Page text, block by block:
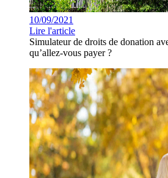
10/09/2021
Lire l'article
Simulateur de droits de donation
qu’allez-vous payer ?